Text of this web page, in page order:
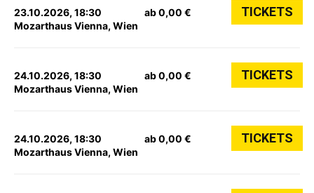
23.10.2026, 18:30
Mozarthaus Vienna, Wien
ab 0,00 € TICKETS
24.10.2026, 18:30
Mozarthaus Vienna, Wien
ab 0,00 € TICKETS
24.10.2026, 18:30
Mozarthaus Vienna, Wien
ab 0,00 € TICKETS